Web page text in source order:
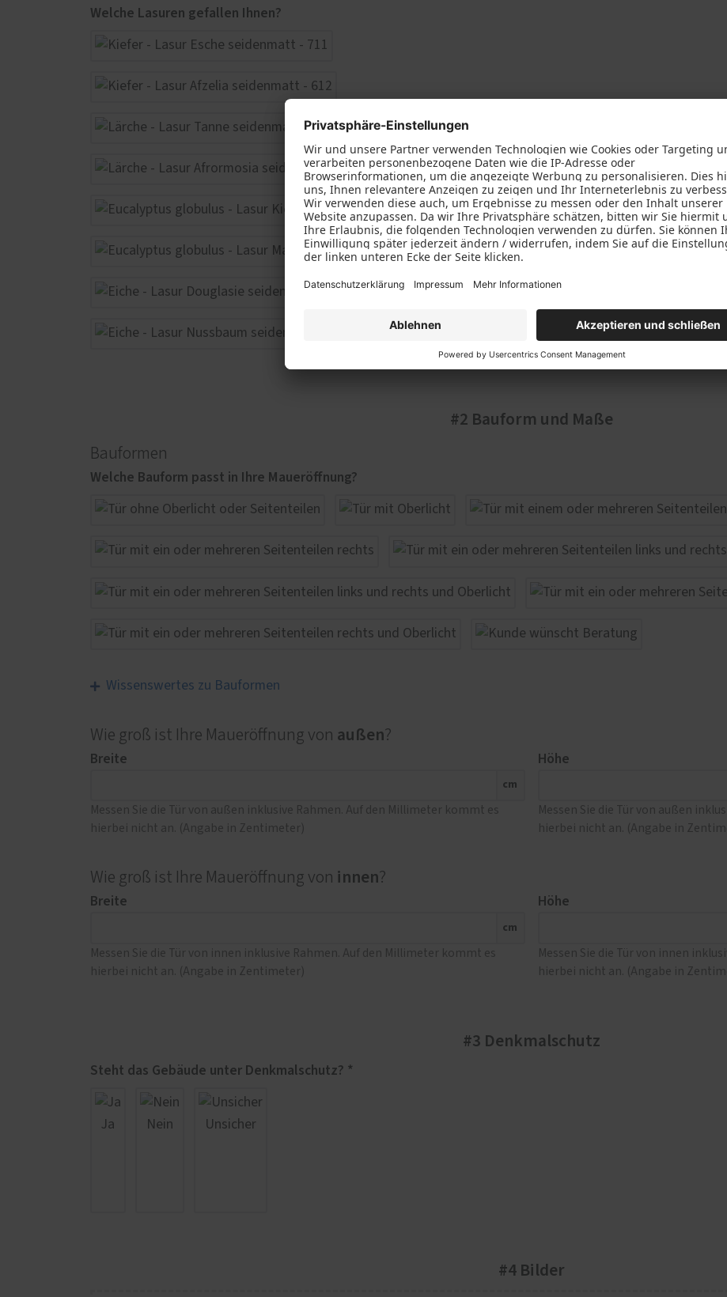
Welche Lasuren gefallen Ihnen?
#2 Bauform und Maße
Bauformen
Welche Bauform passt in Ihre Maueröffnung?
Wissenswertes zu Bauformen
Wie groß ist Ihre Maueröffnung von außen?
Breite
cm
Messen Sie die Tür von außen inklusive Rahmen. Auf den Millimeter kommt es
hierbei nicht an. (Angabe in Zentimeter)
Höhe
Messen Sie die Tür von außen
hierbei nicht an. (Angabe in
Wie groß ist Ihre Maueröffnung von innen?
Breite
cm
Messen Sie die Tür von innen inklusive Rahmen. Auf den Millimeter kommt es
hierbei nicht an. (Angabe in Zentimeter)
Höhe
Messen Sie die Tür von innen
hierbei nicht an. (Angabe in
#3 Denkmalschutz
Steht das Gebäude unter Denkmalschutz? *
Ja Nein Unsicher
#4 Bilder